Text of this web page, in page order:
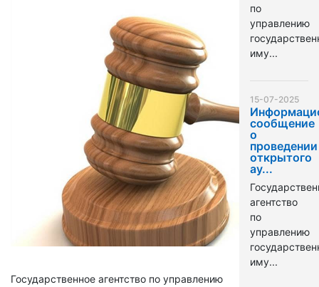
Государственное агентство по управлению
по
управлению
иму...
15-07-2025
сообщение
о
проведении
открытого
ау...
агентство
по
управлению
иму...